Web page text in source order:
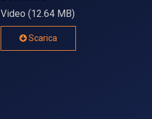
Video (12.64 MB)
Scarica